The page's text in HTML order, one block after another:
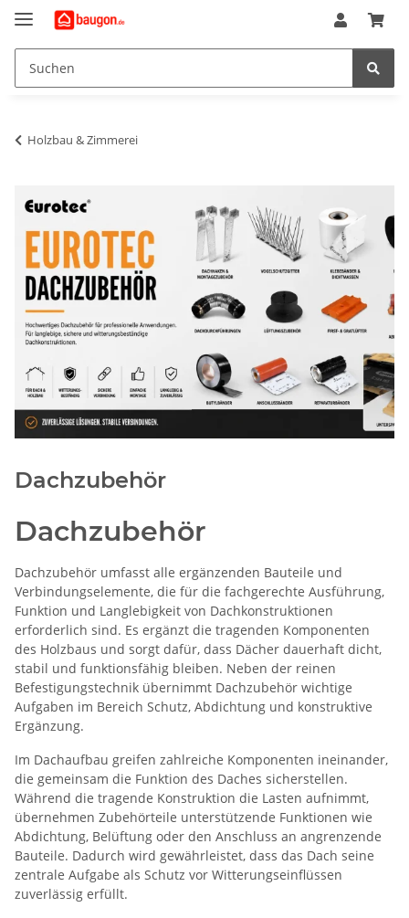
Holzbau & Zimmerei
Dachzubehör
Dachzubehör
Dachzubehör umfasst alle ergänzenden Bauteile und
Verbindungselemente, die für die fachgerechte Ausführung,
Funktion und Langlebigkeit von Dachkonstruktionen
erforderlich sind. Es ergänzt die tragenden Komponenten
des Holzbaus und sorgt dafür, dass Dächer dauerhaft dicht,
stabil und funktionsfähig bleiben. Neben der reinen
Befestigungstechnik übernimmt Dachzubehör wichtige
Aufgaben im Bereich Schutz, Abdichtung und konstruktive
Ergänzung.
Im Dachaufbau greifen zahlreiche Komponenten ineinander,
die gemeinsam die Funktion des Daches sicherstellen.
Während die tragende Konstruktion die Lasten aufnimmt,
übernehmen Zubehörteile unterstützende Funktionen wie
Abdichtung, Belüftung oder den Anschluss an angrenzende
Bauteile. Dadurch wird gewährleistet, dass das Dach seine
zentrale Aufgabe als Schutz vor Witterungseinflüssen
zuverlässig erfüllt.